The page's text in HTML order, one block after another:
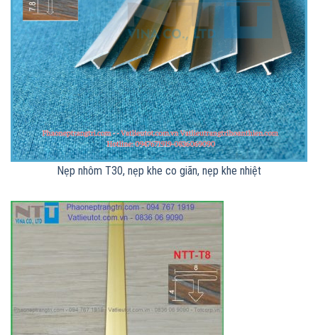
Nẹp nhôm T30, nẹp khe co giãn, nẹp khe nhiệt